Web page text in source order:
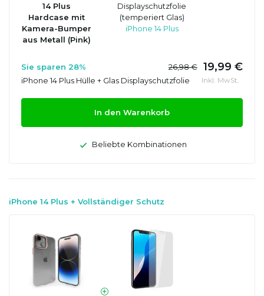
14 Plus
Hardcase mit
Kamera-Bumper
aus Metall (Pink)
Displayschutzfolie
(temperiert Glas)
iPhone 14 Plus
Sie sparen 28% 26,98 € 19,99 €
iPhone 14 Plus Hülle + Glas Displayschutzfolie Inkl. MwSt.
In den Warenkorb
Beliebte Kombinationen
iPhone 14 Plus + Vollständiger Schutz